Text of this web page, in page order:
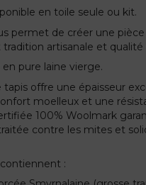
en toile seule ou kit.
permet de créer une pièce
tradition artisanale et qualité
pure laine vierge.
tapis offre une épaisseur
moelleux et une
100% Woolmark
contre les mites et
: